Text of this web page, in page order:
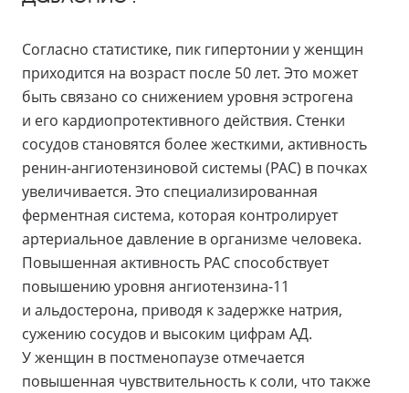
Согласно статистике, пик гипертонии у женщин
приходится на возраст после 50 лет. Это может
быть связано со снижением уровня эстрогена
и его кардиопротективного действия. Стенки
сосудов становятся более жесткими, активность
ренин-ангиотензиновой системы (РАС) в почках
увеличивается. Это специализированная
ферментная система, которая контролирует
артериальное давление в организме человека.
Повышенная активность РАС способствует
повышению уровня ангиотензина-11
и альдостерона, приводя к задержке натрия,
сужению сосудов и высоким цифрам АД.
У женщин в постменопаузе отмечается
повышенная чувствительность к соли, что также